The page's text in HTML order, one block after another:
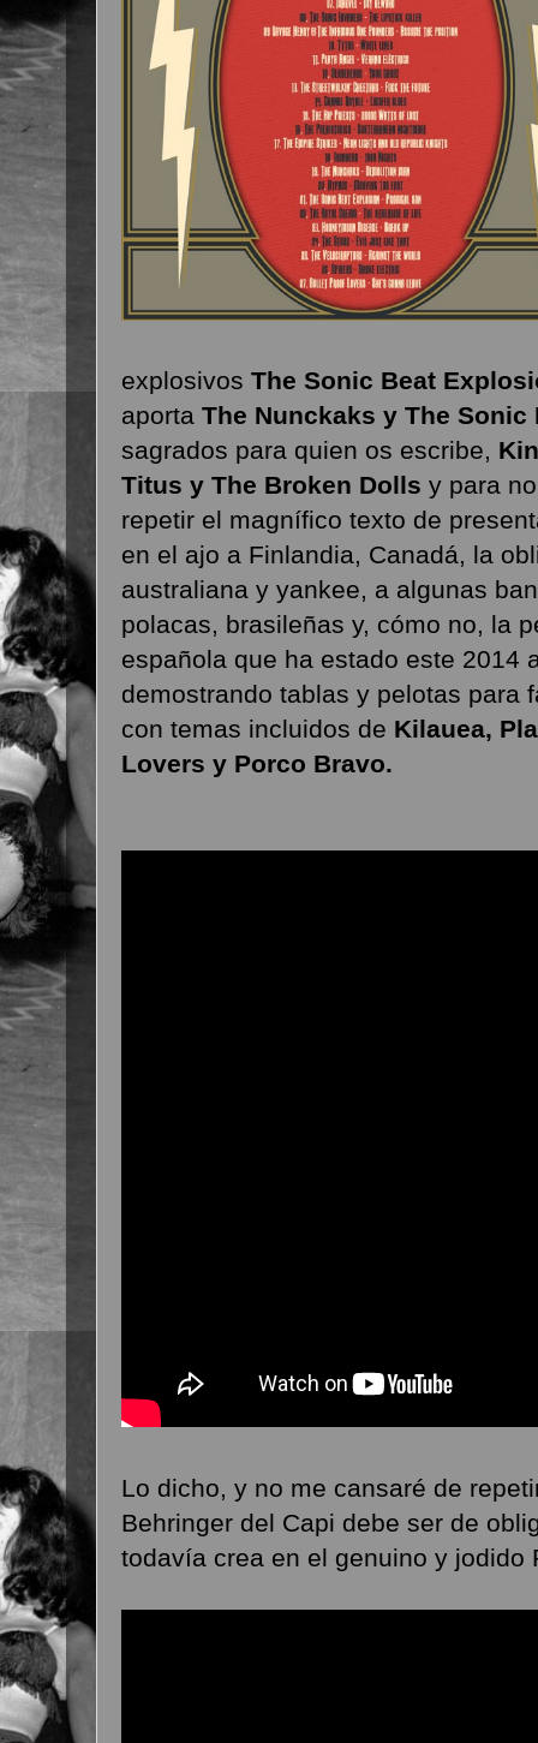
explosivos The Sonic Beat
aporta The Nunckaks y The Sonic
sagrados para quien os escribe,
Titus y The Broken Dolls y para
repetir el magnífico texto de
en el ajo a Finlandia, Canadá, la
australiana y yankee, a algunas
polacas, brasileñas y, cómo no, la
española que ha estado este 2014
demostrando tablas y pelotas para
con temas incluidos de Kilauea,
Lovers y Porco Bravo.
Lo dicho, y no me cansaré de
Behringer del Capi debe ser de
todavía crea en el genuino y jodido